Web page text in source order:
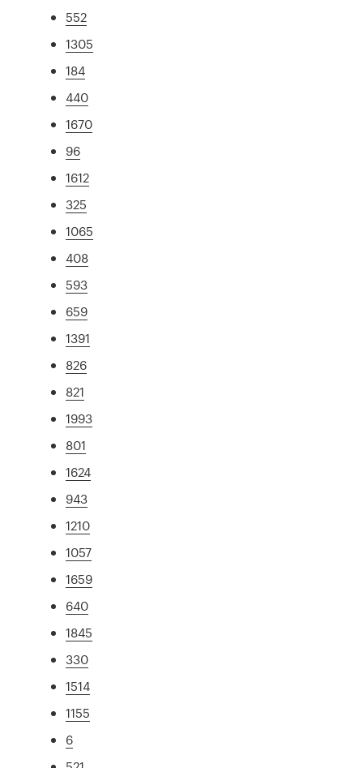
552
1305
184
440
1670
96
1612
325
1065
408
593
659
1391
826
821
1993
801
1624
943
1210
1057
1659
640
1845
330
1514
1155
6